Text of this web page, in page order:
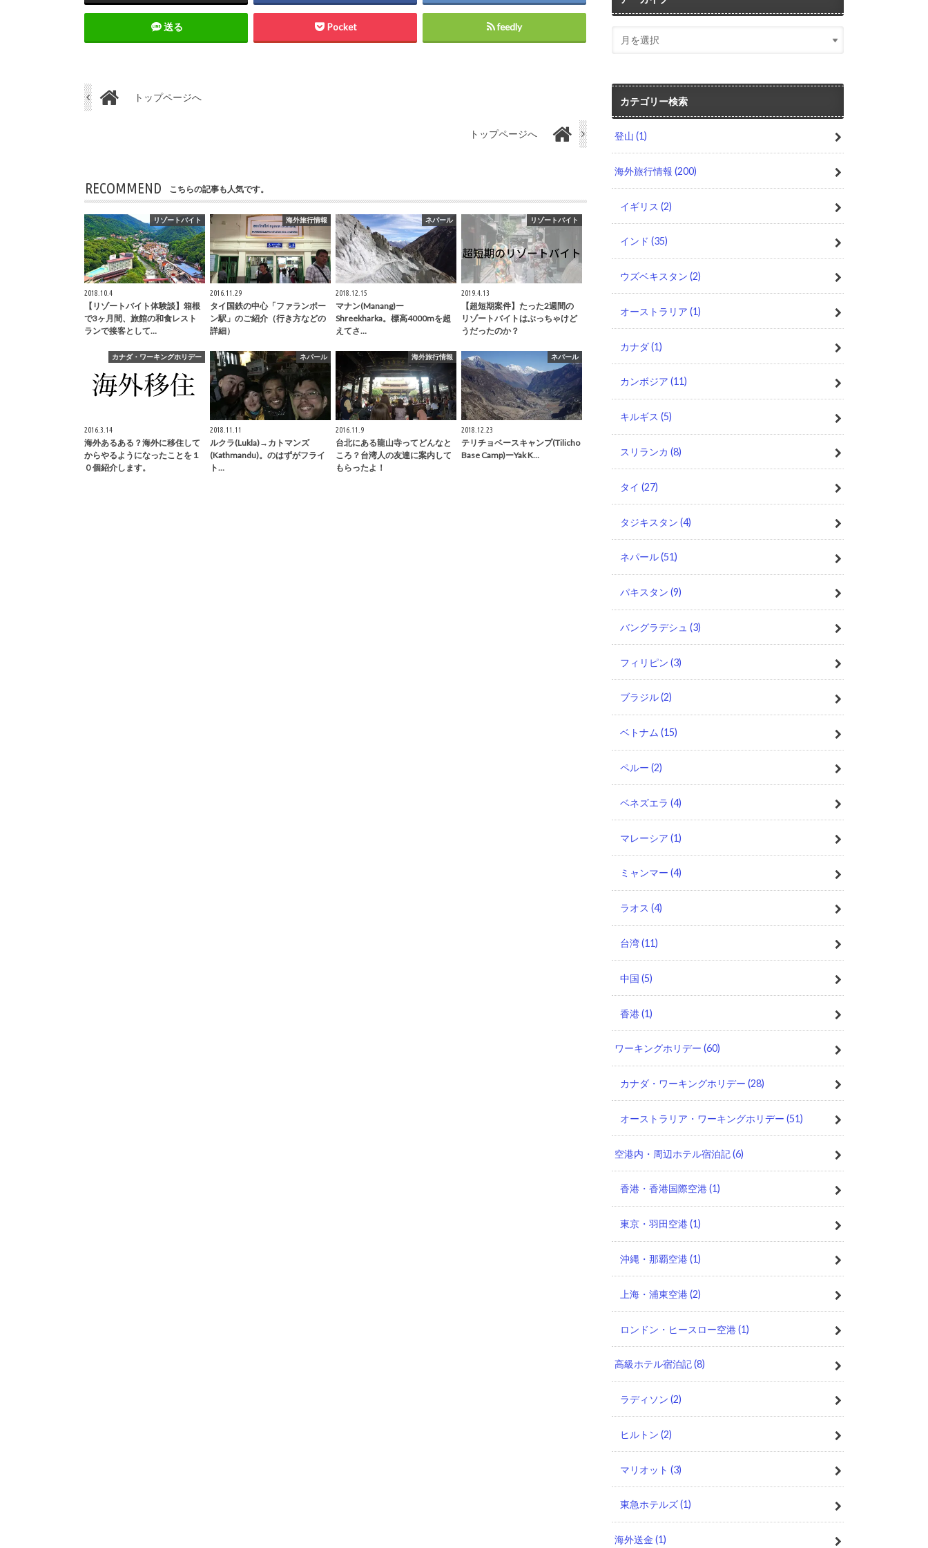
送る Pocket feedly
トップページへ
トップページへ
RECOMMEND こちらの記事も人気です。
リゾートバイト
2018.10.4
【リゾートバイト体験談】箱根
で3ヶ月間、旅館の和食レスト
ランで接客として…
海外旅行情報
2016.11.29
タイ国鉄の中心「ファランポー
ン駅」のご紹介（行き方などの
詳細）
ネパール
2018.12.15
マナン(Manang)ー
Shreekharka。標高4000mを超
えてさ…
リゾートバイト
2019.4.13
【超短期案件】たった2週間の
リゾートバイトはぶっちゃけど
うだったのか？
カナダ・ワーキングホリデー
2016.3.14
海外あるある？海外に移住して
からやるようになったことを１
０個紹介します。
ネパール
2018.11.11
ルクラ(Lukla)→カトマンズ
(Kathmandu)。のはずがフライ
ト…
海外旅行情報
2016.11.9
台北にある龍山寺ってどんなと
ころ？台湾人の友達に案内して
もらったよ！
ネパール
2018.12.23
テリチョベースキャンプ(Tilicho
Base Camp)ーYak K…
カテゴリー検索
登山(1)
海外旅行情報(200)
イギリス (2)
インド (35)
ウズベキスタン (2)
オーストラリア (1)
カナダ(1)
カンボジア (11)
キルギス (5)
スリランカ (8)
タイ (27)
タジキスタン (4)
ネパール(51)
パキスタン (9)
バングラデシュ (3)
フィリピン (3)
ブラジル(2)
ベトナム (15)
ペルー (2)
ベネズエラ (4)
マレーシア (1)
ミャンマー (4)
ラオス (4)
台湾(11)
中国 (5)
香港(1)
ワーキングホリデー(60)
カナダ・ワーキングホリデー (28)
オーストラリア・ワーキングホリデー (51)
空港内・周辺ホテル宿泊記(6)
香港・香港国際空港(1)
東京・羽田空港(1)
沖縄・那覇空港(1)
上海・浦東空港(2)
ロンドン・ヒースロー空港(1)
高級ホテル宿泊記(8)
ラディソン (2)
ヒルトン (2)
マリオット (3)
東急ホテルズ(1)
海外送金(1)